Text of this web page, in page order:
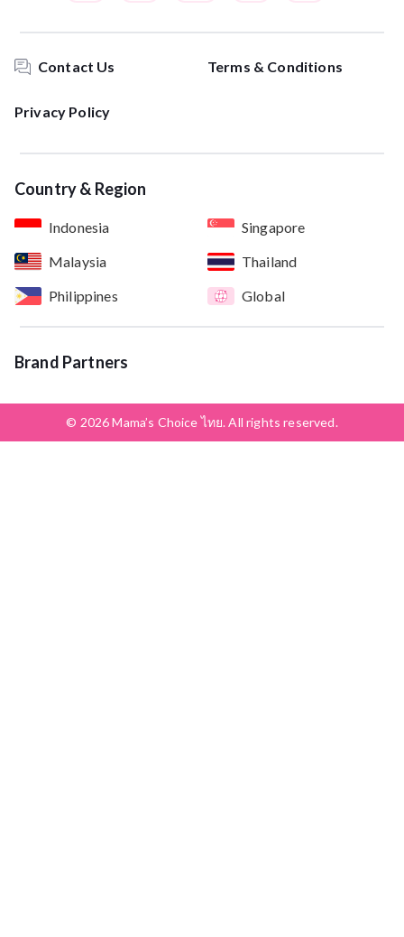
Contact Us Terms & Conditions
Privacy Policy
Country & Region
Indonesia
Singapore
Malaysia
Thailand
Philippines
Global
Brand Partners
© 2026 Mama’s Choice ไทย. All rights reserved.